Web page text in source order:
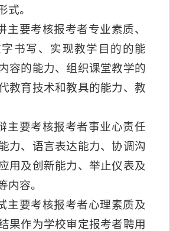
式。
主要考核报考者专业素质、
书写、实现教学目的的能
容的能力、组织课堂教学的
教育技术和教具的能力、教
主要考核报考者事业心责任
力、语言表达能力、协调沟
用及创新能力、举止仪表及
内容。
主要考核报考者心理素质及
果作为学校审定报考者聘用